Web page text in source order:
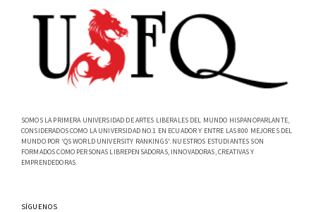
SOMOS LA PRIMERA UNIVERSIDAD DE ARTES LIBERALES DEL MUNDO HISPANOPARLANTE,
CONSIDERADOS COMO LA UNIVERSIDAD NO.1 EN ECUADOR Y ENTRE LAS 800 MEJORES DEL
MUNDO POR 'QS WORLD UNIVERSITY RANKINGS'. NUESTROS ESTUDIANTES SON
FORMADOS COMO PERSONAS LIBREPENSADORAS, INNOVADORAS, CREATIVAS Y
EMPRENDEDORAS.
SÍGUENOS